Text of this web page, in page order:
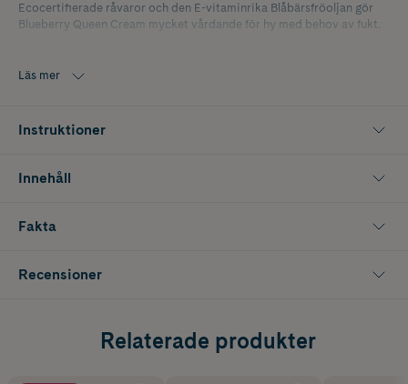
Ecocertifierade råvaror och den E-vitaminrika Blåbärsfröoljan gör
Blueberry Queen Cream mycket vårdande för hy med behov av fukt.
Läs mer
Instruktioner
Innehåll
Fakta
Recensioner
Relaterade produkter